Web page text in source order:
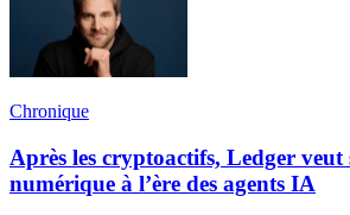
Chronique
Après les cryptoactifs, Ledger veut
numérique à l’ère des agents IA